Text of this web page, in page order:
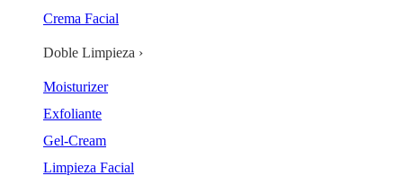
Crema Facial
Doble Limpieza ›
Moisturizer
Exfoliante
Gel-Cream
Limpieza Facial